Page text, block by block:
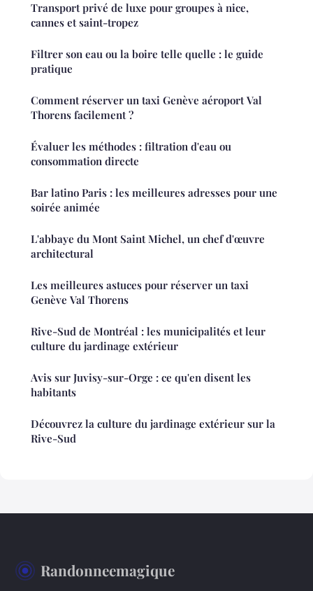
Transport privé de luxe pour groupes à nice,
cannes et saint-tropez
Filtrer son eau ou la boire telle quelle : le guide
pratique
Comment réserver un taxi Genève aéroport Val
Thorens facilement ?
Évaluer les méthodes : filtration d'eau ou
consommation directe
Bar latino Paris : les meilleures adresses pour une
soirée animée
L'abbaye du Mont Saint Michel, un chef d'œuvre
architectural
Les meilleures astuces pour réserver un taxi
Genève Val Thorens
Rive-Sud de Montréal : les municipalités et leur
culture du jardinage extérieur
Avis sur Juvisy-sur-Orge : ce qu'en disent les
habitants
Découvrez la culture du jardinage extérieur sur la
Rive-Sud
Randonneemagique